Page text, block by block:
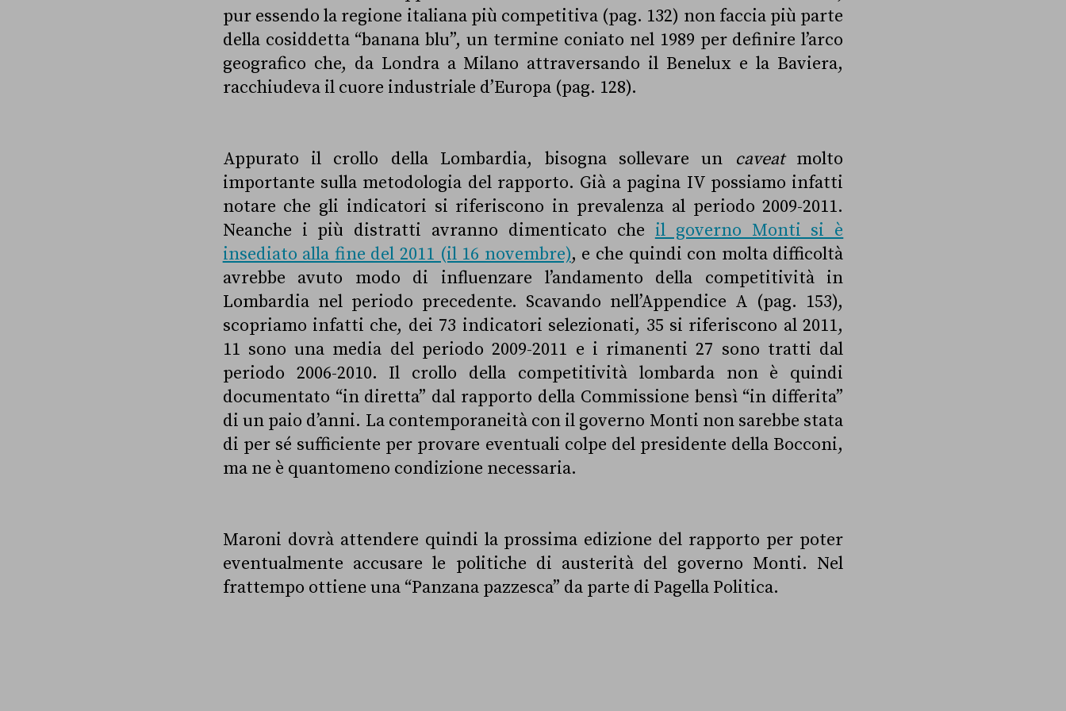
pur essendo la regione italiana più competitiva (pag. 132) non faccia più parte
della cosiddetta “banana blu”, un termine coniato nel 1989 per definire l’arco
geografico che, da Londra a Milano attraversando il Benelux e la Baviera,
racchiudeva il cuore industriale d’Europa (pag. 128).
Appurato il crollo della Lombardia, bisogna sollevare un caveatmolto
importante sulla metodologia del rapporto. Già a pagina IV possiamo infatti
notare che gli indicatori si riferiscono in prevalenza al periodo 2009-2011.
Neanche i più distratti avranno dimenticato che il governo Monti si è
insediato alla fine del 2011 (il 16 novembre), e che quindi con molta difficoltà
avrebbe avuto modo di influenzare l’andamento della competitività in
Lombardia nel periodo precedente. Scavando nell’Appendice A (pag. 153),
scopriamo infatti che, dei 73 indicatori selezionati, 35 si riferiscono al 2011,
11 sono una media del periodo 2009-2011 e i rimanenti 27 sono tratti dal
periodo 2006-2010. Il crollo della competitività lombarda non è quindi
documentato “in diretta” dal rapporto della Commissione bensì “in differita”
di un paio d’anni. La contemporaneità con il governo Monti non sarebbe stata
di per sé sufficiente per provare eventuali colpe del presidente della Bocconi,
ma ne è quantomeno condizione necessaria.
Maroni dovrà attendere quindi la prossima edizione del rapporto per poter
eventualmente accusare le politiche di austerità del governo Monti. Nel
frattempo ottiene una “Panzana pazzesca” da parte di Pagella Politica.